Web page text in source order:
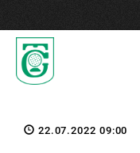
22.07.2022 09:00